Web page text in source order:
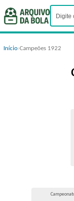
Início›Campeões 1922